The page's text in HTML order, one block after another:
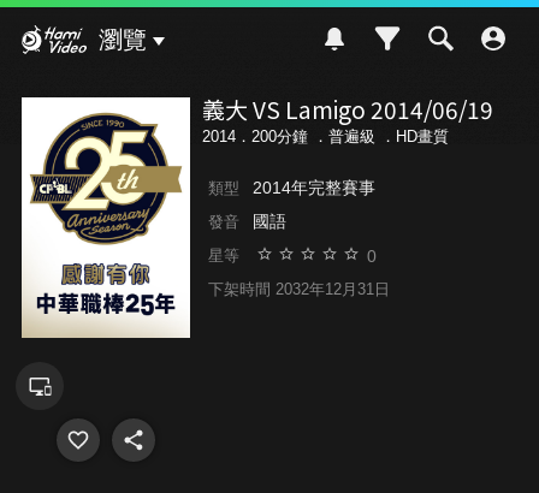
瀏覽
義大 VS Lamigo 2014/06/19
2014．200分鐘 ． 普遍級 ．HD畫質
類型 2014年完整賽事
發音 國語
星等 0
下架時間 2032年12月31日